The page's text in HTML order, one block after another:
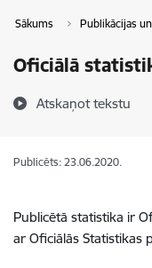
Sākums Publikācijas
Oficiālā
Atskaņot tekstu
Publicēts: 23.06.2020.
Publicētā statistika ir
ar Oficiālās Statistikas